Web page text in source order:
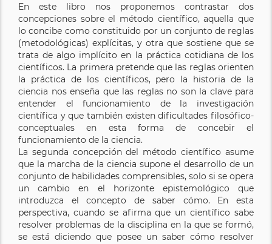
En este libro nos proponemos contrastar dos
concepciones sobre el método científico, aquella que
lo concibe como constituido por un conjunto de reglas
(metodológicas) explícitas, y otra que sostiene que se
trata de algo implícito en la práctica cotidiana de los
científicos. La primera pretende que las reglas orienten
la práctica de los científicos, pero la historia de la
ciencia nos enseña que las reglas no son la clave para
entender el funcionamiento de la investigación
científica y que también existen dificultades filosófico-
conceptuales en esta forma de concebir el
funcionamiento de la ciencia.
La segunda concepción del método científico asume
que la marcha de la ciencia supone el desarrollo de un
conjunto de habilidades comprensibles, solo si se opera
un cambio en el horizonte epistemológico que
introduzca el concepto de saber cómo. En esta
perspectiva, cuando se afirma que un científico sabe
resolver problemas de la disciplina en la que se formó,
se está diciendo que posee un saber cómo resolver